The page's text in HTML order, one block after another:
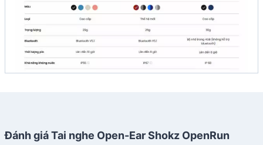
Đánh giá Tai nghe Open-Ear Shokz OpenRun